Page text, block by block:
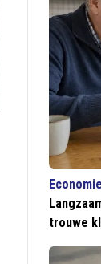
Economie
trouwe